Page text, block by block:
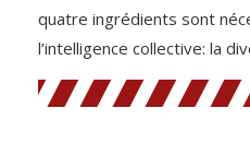
quatre ingrédients sont
l’intelligence collective: la